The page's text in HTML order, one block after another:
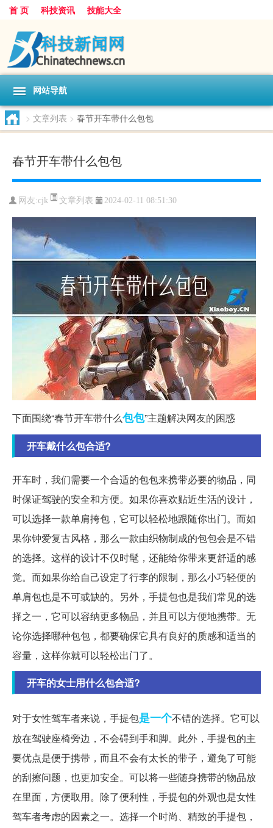
首 页 科技资讯 技能大全
网站导航
> 文章列表 > 春节开车带什么包包
春节开车带什么包包
网友:cjk 文章列表 2024-02-11 08:51:30
下面围绕“春节开车带什么包包”主题解决网友的困惑
开车戴什么包合适?
开车时，我们需要一个合适的包包来携带必要的物品，同
时保证驾驶的安全和方便。如果你喜欢贴近生活的设计，
可以选择一款单肩挎包，它可以轻松地跟随你出门。而如
果你钟爱复古风格，那么一款由织物制成的包包会是不错
的选择。这样的设计不仅时髦，还能给你带来更舒适的感
觉。而如果你给自己设定了行李的限制，那么小巧轻便的
单肩包也是不可或缺的。另外，手提包也是我们常见的选
择之一，它可以容纳更多物品，并且可以方便地携带。无
论你选择哪种包包，都要确保它具有良好的质感和适当的
容量，这样你就可以轻松出门了。
开车的女士用什么包合适?
对于女性驾车者来说，手提包是一个不错的选择。它可以
放在驾驶座椅旁边，不会碍到手和脚。此外，手提包的主
要优点是便于携带，而且不会有太长的带子，避免了可能
的刮擦问题，也更加安全。可以将一些随身携带的物品放
在里面，方便取用。除了便利性，手提包的外观也是女性
驾车者考虑的因素之一。选择一个时尚、精致的手提包，